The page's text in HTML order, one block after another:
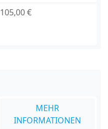
105,00 €
MEHR
INFORMATIONEN